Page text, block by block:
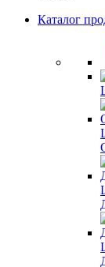
Каталог